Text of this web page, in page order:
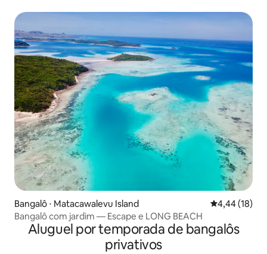
Bangalô ⋅ Matacawalevu Island 4,44 de uma
4,44 (18)
Bangalô com jardim — Escape e LONG BEACH
Aluguel por temporada de bangalôs
privativos